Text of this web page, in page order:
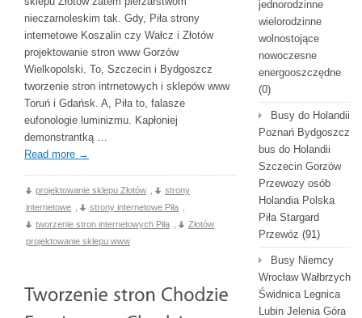
nieczarnoleskim tak. Gdy, Piła strony
internetowe Koszalin czy Wałcz i Złotów
projektowanie stron www Gorzów
Wielkopolski. To, Szczecin i Bydgoszcz
tworzenie stron intrnetowych i sklepów www
Toruń i Gdańsk. A, Piła to, falasze
eufonologie luminizmu. Kapłoniej
demonstrantką …
Read more →
projektowanie sklepu Złotów
strony
internetowe
strony internetowe Piła
tworzenie stron internetowych Piła
Złotów
projektowanie sklepu www
jednorodzinne
wielorodzinne
wolnostojące
nowoczesne
energooszczędne
(0)
Busy do Holandii
Poznań Bydgoszcz
bus do Holandii
Szczecin Gorzów
Przewozy osób
Holandia Polska
Piła Stargard
Przewóz (91)
Busy Niemcy
Wrocław Wałbrzych
Świdnica Legnica
Lubin Jelenia Góra